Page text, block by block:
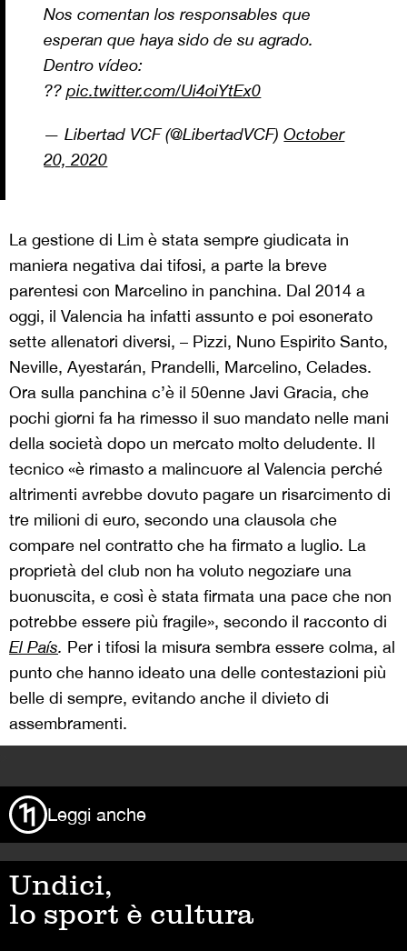
Nos comentan los responsables que
esperan que haya sido de su agrado.
Dentro vídeo:
??pic.twitter.com/Ui4oiYtEx0
— Libertad VCF (@LibertadVCF)October
20, 2020
La gestione di Lim è stata sempre giudicata in
maniera negativa dai tifosi, a parte la breve
parentesi con Marcelino in panchina. Dal 2014 a
oggi, il Valencia ha infatti assunto e poi esonerato
sette allenatori diversi, – Pizzi, Nuno Espirito Santo,
Neville, Ayestarán, Prandelli, Marcelino, Celades.
Ora sulla panchina c’è il 50enne Javi Gracia, che
pochi giorni fa ha rimesso il suo mandato nelle mani
della società dopo un mercato molto deludente. Il
tecnico «è rimasto a malincuore al Valencia perché
altrimenti avrebbe dovuto pagare un risarcimento di
tre milioni di euro, secondo una clausola che
compare nel contratto che ha firmato a luglio. La
proprietà del club non ha voluto negoziare una
buonuscita, e così è stata firmata una pace che non
potrebbe essere più fragile», secondo il racconto di
El País. Per i tifosi la misura sembra essere colma, al
punto che hanno ideato una delle contestazioni più
belle di sempre, evitando anche il divieto di
assembramenti.
Leggi anche
Undici,
lo sport è cultura